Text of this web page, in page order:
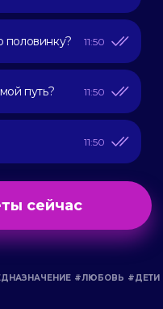
половинку? 11:50
путь? 11:50
11:50
сейчас
#ЛЮБОВЬ #ДЕТИ